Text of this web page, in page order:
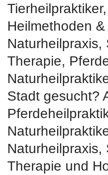
Heilmethoden
Naturheilpraxis,
Therapie,
Stadt gesucht?
Naturheilpraxis,
Therapie und